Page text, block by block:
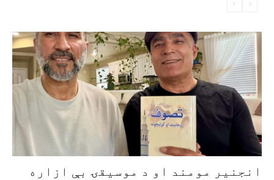
انجنیر مومند او د موسیقۍ بې‌ ازاره